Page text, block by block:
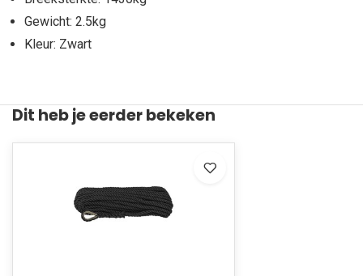
Gewicht: 2.5kg
Kleur: Zwart
Dit heb je eerder bekeken